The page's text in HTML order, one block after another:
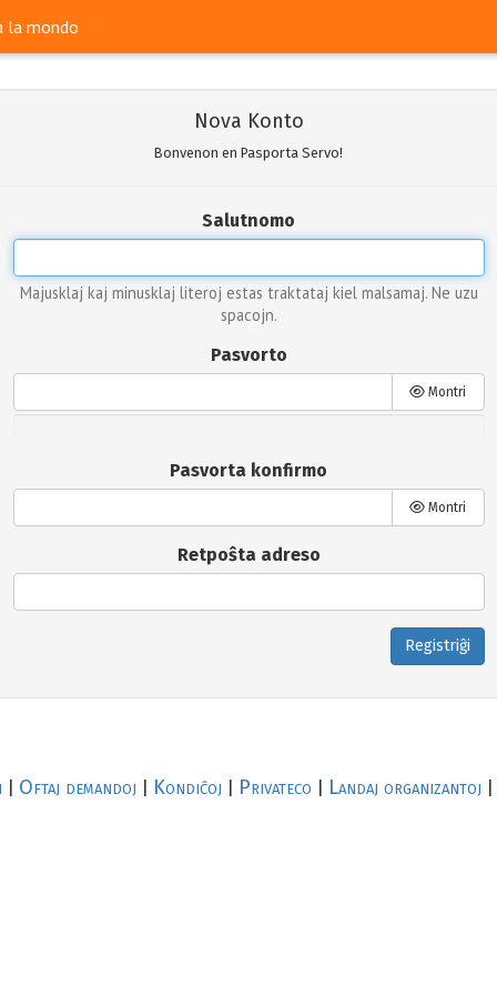
la mondo
Nova Konto
Bonvenon en Pasporta Servo!
Salutnomo
Majusklaj kaj minusklaj literoj estas traktataj kiel malsamaj. Ne uzu
spacojn.
Pasvorto
Montri
Pasvorta konfirmo
Montri
Retpoŝta adreso
Registriĝi
Oftaj demandoj Kondiĉoj Privateco Landaj organizantoj